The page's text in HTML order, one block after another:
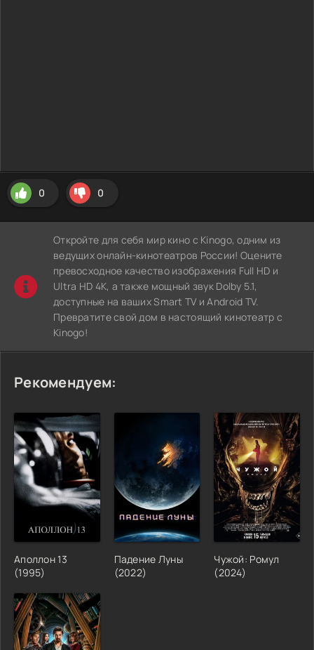
0 0
Откройте для себя мир кино с Kinogo, одним из
ведущих онлайн-кинотеатров России! Оцените
превосходное качество изображения Full HD и
Ultra HD 4K, а также мощный звук Dolby 5.1,
доступные на ваших Smart TV и Android TV.
Превратите свой дом в настоящий кинотеатр с
Kinogo!
Рекомендуем:
Аполлон 13
(1995)
Падение Луны
(2022)
Чужой: Ромул
(2024)